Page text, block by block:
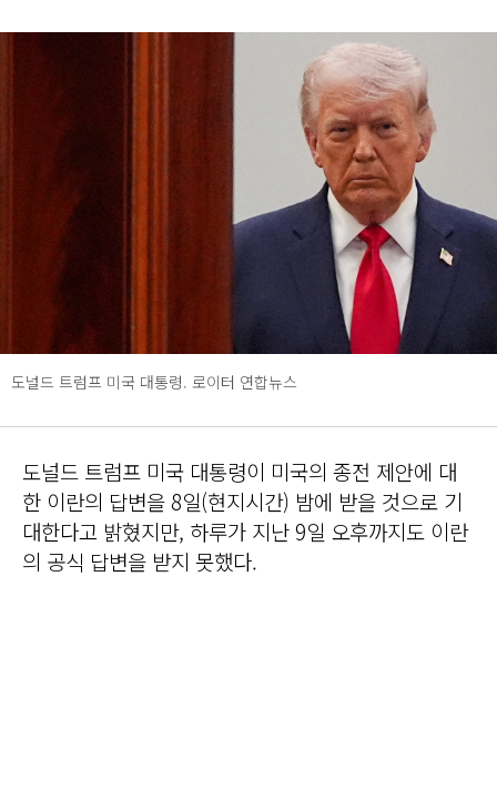
도널드 트럼프 미국 대통령. 로이터 연합뉴스
도널드 트럼프 미국 대통령이 미국의 종전 제안에 대
한 이란의 답변을 8일(현지시간) 밤에 받을 것으로 기
대한다고 밝혔지만, 하루가 지난 9일 오후까지도 이란
의 공식 답변을 받지 못했다.